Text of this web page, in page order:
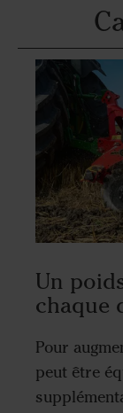
Un
chaque
Pour
peut être